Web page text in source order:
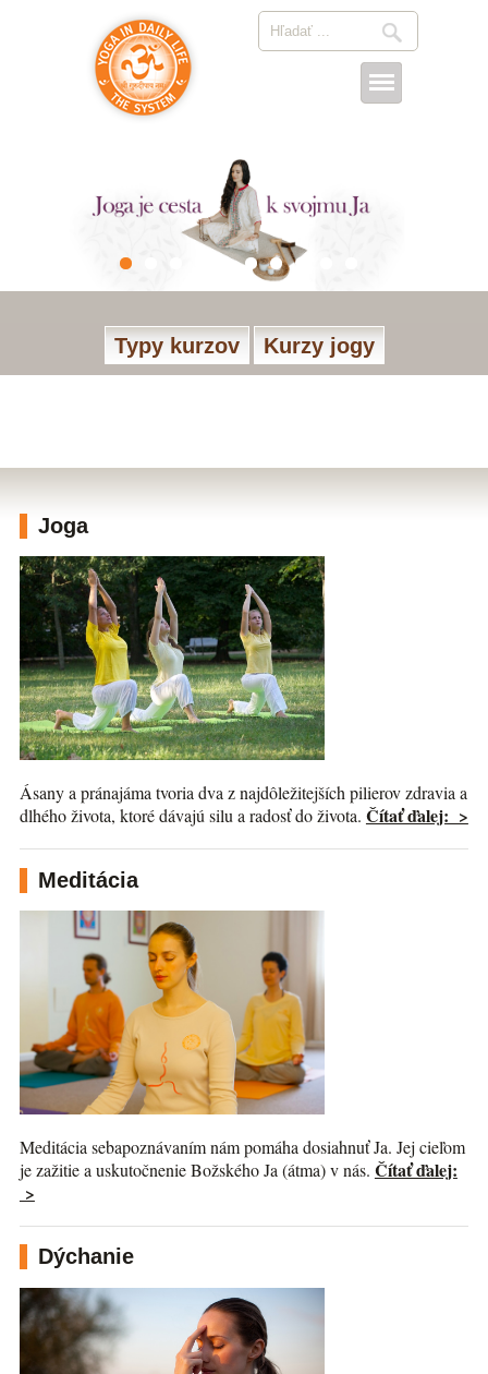
Typy kurzov Kurzy jogy
Joga
Ásany a pránajáma tvoria dva z najdôležitejších pilierov zdravia a
dlhého života, ktoré dávajú silu a radosť do života. Čítať ďalej: >
Meditácia
Meditácia sebapoznávaním nám pomáha dosiahnuť Ja. Jej cieľom
je zažitie a uskutočnenie Božského Ja (átma) v nás. Čítať ďalej:
>
Dýchanie